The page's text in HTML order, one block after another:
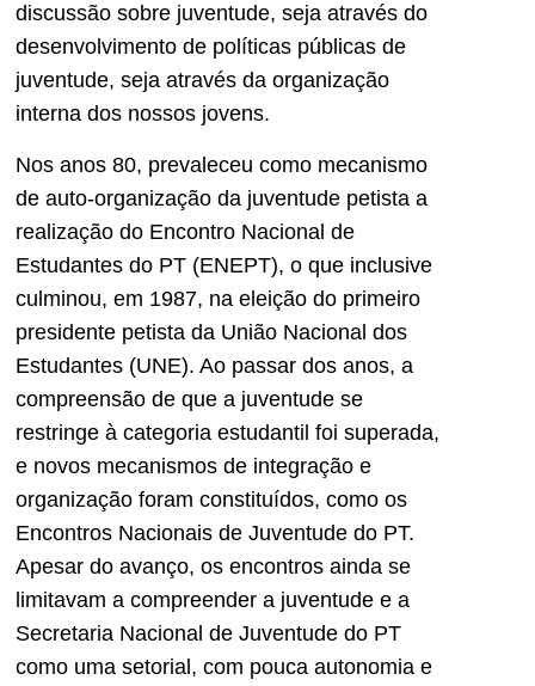
discussão sobre juventude, seja através do
desenvolvimento de políticas públicas de
juventude, seja através da organização
interna dos nossos jovens.
Nos anos 80, prevaleceu como mecanismo
de auto-organização da juventude petista a
realização do Encontro Nacional de
Estudantes do PT (ENEPT), o que inclusive
culminou, em 1987, na eleição do primeiro
presidente petista da União Nacional dos
Estudantes (UNE). Ao passar dos anos, a
compreensão de que a juventude se
restringe à categoria estudantil foi superada,
e novos mecanismos de integração e
organização foram constituídos, como os
Encontros Nacionais de Juventude do PT.
Apesar do avanço, os encontros ainda se
limitavam a compreender a juventude e a
Secretaria Nacional de Juventude do PT
como uma setorial, com pouca autonomia e